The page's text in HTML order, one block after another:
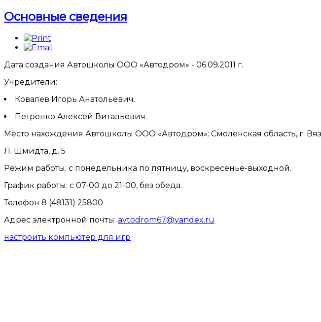
Основные сведения
Дата создания Автошколы ООО «Автодром» - 06.09.2011 г.
Учредители:
Ковалев Игорь Анатольевич.
Петренко Алексей Витальевич.
Место нахождения Автошколы ООО «Автодром»: Смоленская область, г.
Л. Шмидта, д. 5
Режим работы: с понедельника по пятницу, воскресенье-выходной.
График работы: с 07-00 до 21-00, без обеда.
Телефон 8 (48131) 25800
Адрес электронной почты: avtodrom67@yandex.ru
настроить компьютер для игр